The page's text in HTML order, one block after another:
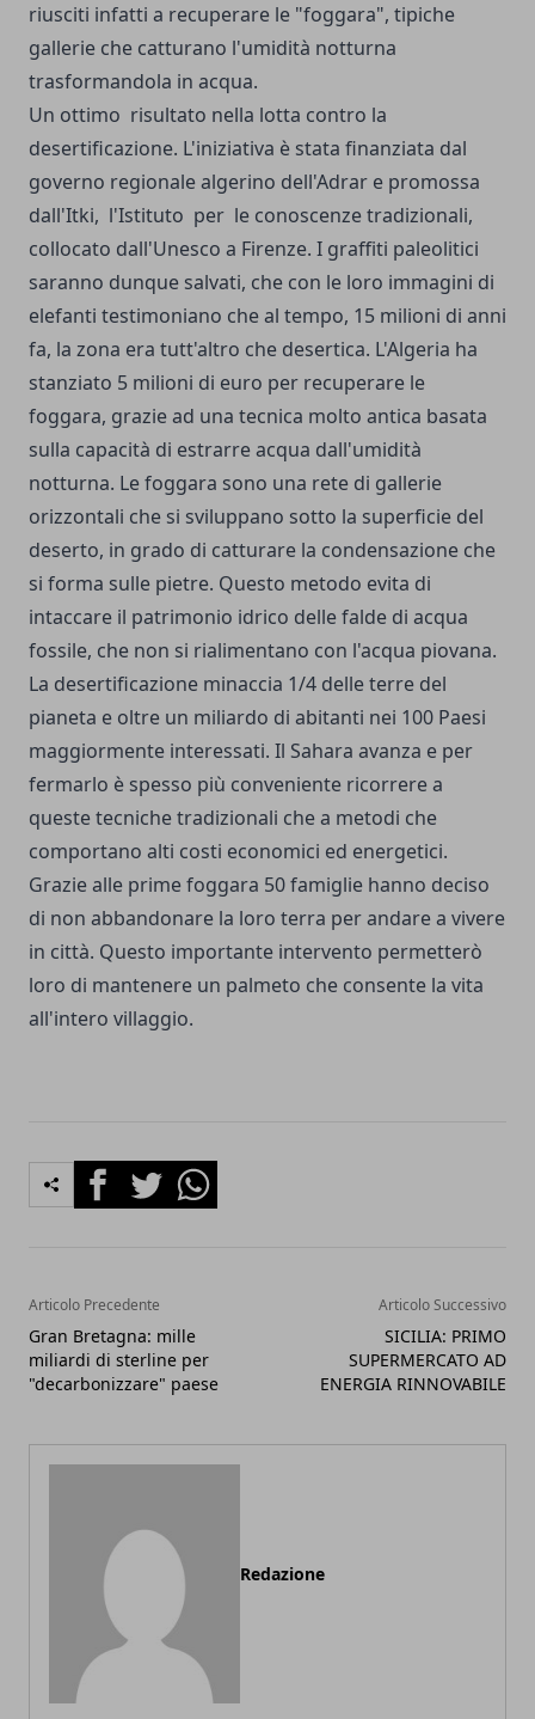
riusciti infatti a recuperare le "foggara", tipiche
gallerie che catturano l'umidità notturna
trasformandola in acqua.
Un ottimo risultato nella lotta contro la
desertificazione. L'iniziativa è stata finanziata dal
governo regionale algerino dell'Adrar e promossa
dall'Itki, l'Istituto per le conoscenze tradizionali,
collocato dall'Unesco a Firenze. I graffiti paleolitici
saranno dunque salvati, che con le loro immagini di
elefanti testimoniano che al tempo, 15 milioni di anni
fa, la zona era tutt'altro che desertica. L'Algeria ha
stanziato 5 milioni di euro per recuperare le
foggara, grazie ad una tecnica molto antica basata
sulla capacità di estrarre acqua dall'umidità
notturna. Le foggara sono una rete di gallerie
orizzontali che si sviluppano sotto la superficie del
deserto, in grado di catturare la condensazione che
si forma sulle pietre. Questo metodo evita di
intaccare il patrimonio idrico delle falde di acqua
fossile, che non si rialimentano con l'acqua piovana.
La desertificazione minaccia 1/4 delle terre del
pianeta e oltre un miliardo di abitanti nei 100 Paesi
maggiormente interessati. Il Sahara avanza e per
fermarlo è spesso più conveniente ricorrere a
queste tecniche tradizionali che a metodi che
comportano alti costi economici ed energetici.
Grazie alle prime foggara 50 famiglie hanno deciso
di non abbandonare la loro terra per andare a vivere
in città. Questo importante intervento permetterò
loro di mantenere un palmeto che consente la vita
all'intero villaggio.
FacebookTwitterWhatsapp
Articolo Precedente
Gran Bretagna: mille
miliardi di sterline per
"decarbonizzare" paese
Articolo Successivo
SICILIA: PRIMO
SUPERMERCATO AD
ENERGIA RINNOVABILE
Redazione